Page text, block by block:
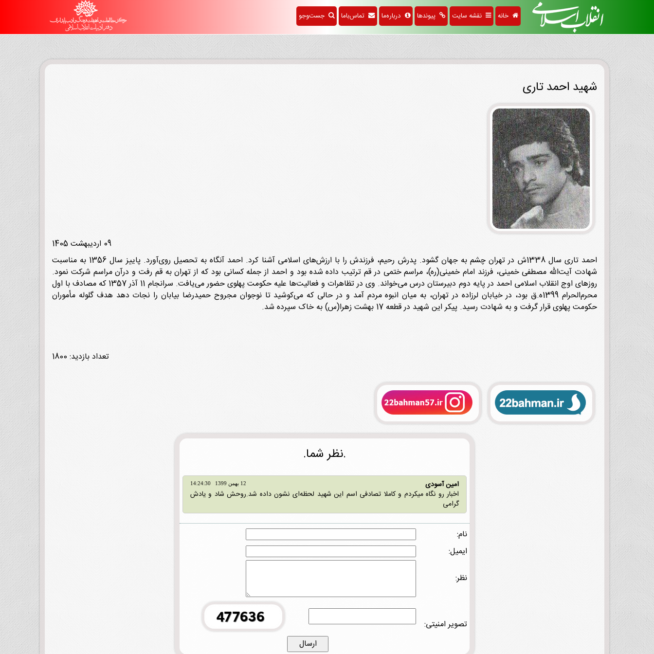
خانه نقشه سایت پیوندها درباره‌ما تماس‌باما جست‌وجو
شهید احمد تاری
09 اردیبهشت 1405
احمد تاری سال 1338ش در تهران چشم به جهان گشود. پدرش رحیم، فرزندش را با ارزش‌های اسلامی آشنا کرد. احمد آنگاه به تحصیل روی‌آورد. پاییز سال 1356 به مناسبت
شهادت آیت‌الله مصطفی خمینی، فرزند امام خمینی(ره)، مراسم ختمی در قم ترتیب داده شده بود و احمد از جمله کسانی بود که از تهران به قم رفت و درآن مراسم شرکت نمود.
روزهای اوج انقلاب اسلامی احمد در پایه دوم دبیرستان درس می‌خواند. وی در تظاهرات و فعالیت‌ها علیه حکومت پهلوی حضور می‌یافت. سرانجام 11 آذر 1357 که مصادف با اول
محرم‌الحرام 1399ه.ق بود، در خیابان لرزاده در تهران، به میان انبوه مردم آمد و در حالی که می‌کوشید تا نوجوان مجروح حمیدرضا بیابان را نجات دهد هدف گلوله مأموران
حکومت پهلوی قرار گرفت و به شهادت رسید. پیکر این شهید در قطعه 17 بهشت‌ زهرا(س) به خاک سپرده شد.
تعداد بازدید: 1800
.نظر شما.
12 بهمن 1399 14:24:30
امین آسودی
اخبار رو نگاه میکردم و کاملا تصادفی اسم این شهید لحظه‌ای نشون داده شد.روحش شاد و یادش
گرامی
نام:
ایمیل:
نظر:
تصویر امنیتی: